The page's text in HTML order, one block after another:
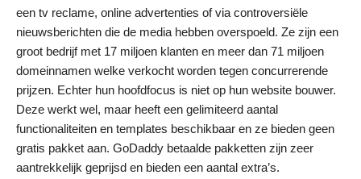
een tv reclame, online advertenties of via controversiële
nieuwsberichten die de media hebben overspoeld. Ze zijn een
groot bedrijf met 17 miljoen klanten en meer dan 71 miljoen
domeinnamen welke verkocht worden tegen concurrerende
prijzen. Echter hun hoofdfocus is niet op hun website bouwer.
Deze werkt wel, maar heeft een gelimiteerd aantal
functionaliteiten en templates beschikbaar en ze bieden geen
gratis pakket aan. GoDaddy betaalde pakketten zijn zeer
aantrekkelijk geprijsd en bieden een aantal extra’s.